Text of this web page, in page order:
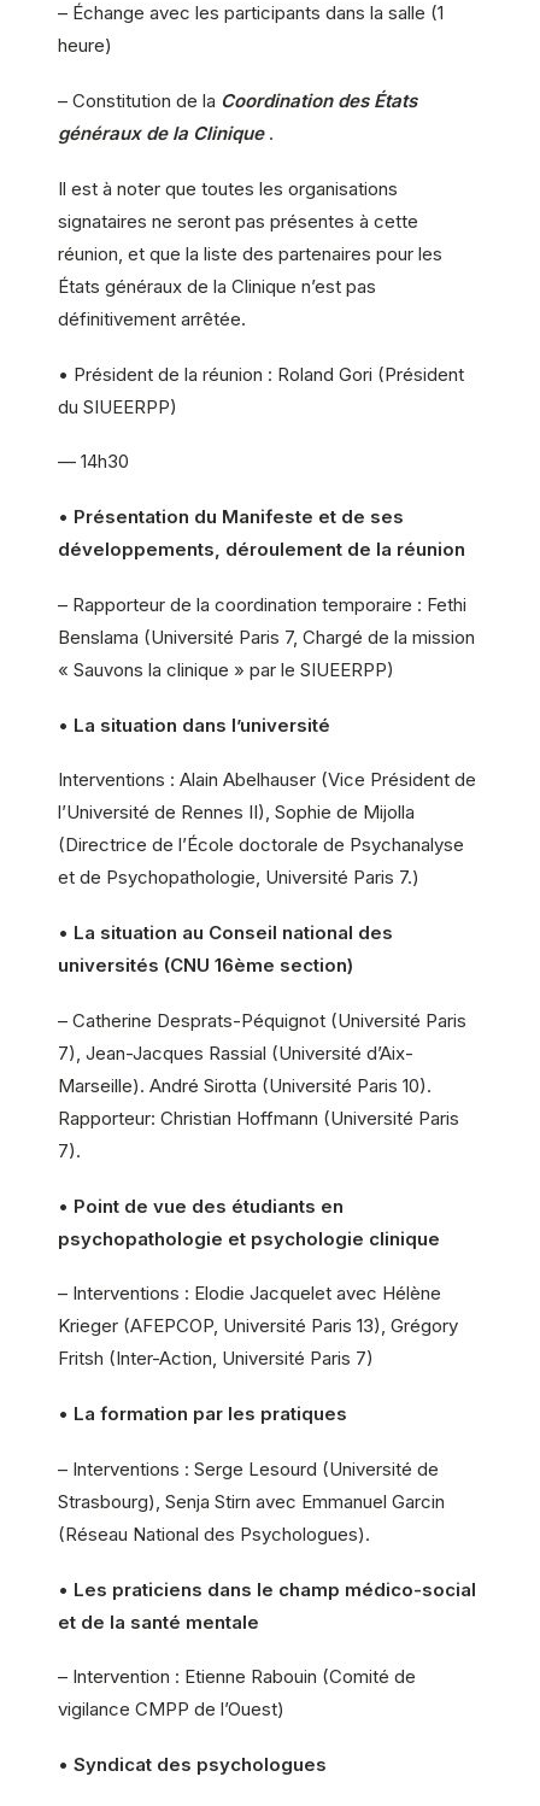
– Échange avec les participants dans la salle (1
heure)
– Constitution de la Coordination des États
généraux de la Clinique .
Il est à noter que toutes les organisations
signataires ne seront pas présentes à cette
réunion, et que la liste des partenaires pour les
États généraux de la Clinique n’est pas
définitivement arrêtée.
• Président de la réunion : Roland Gori (Président
du SIUEERPP)
— 14h30
• Présentation du Manifeste et de ses
développements, déroulement de la réunion
– Rapporteur de la coordination temporaire : Fethi
Benslama (Université Paris 7, Chargé de la mission
« Sauvons la clinique » par le SIUEERPP)
• La situation dans l’université
Interventions : Alain Abelhauser (Vice Président de
l’Université de Rennes II), Sophie de Mijolla
(Directrice de l’École doctorale de Psychanalyse
et de Psychopathologie, Université Paris 7.)
• La situation au Conseil national des
universités (CNU 16ème section)
– Catherine Desprats-Péquignot (Université Paris
7), Jean-Jacques Rassial (Université d’Aix-
Marseille). André Sirotta (Université Paris 10).
Rapporteur: Christian Hoffmann (Université Paris
7).
• Point de vue des étudiants en
psychopathologie et psychologie clinique
– Interventions : Elodie Jacquelet avec Hélène
Krieger (AFEPCOP, Université Paris 13), Grégory
Fritsh (Inter-Action, Université Paris 7)
• La formation par les pratiques
– Interventions : Serge Lesourd (Université de
Strasbourg), Senja Stirn avec Emmanuel Garcin
(Réseau National des Psychologues).
• Les praticiens dans le champ médico-social
et de la santé mentale
– Intervention : Etienne Rabouin (Comité de
vigilance CMPP de l’Ouest)
• Syndicat des psychologues